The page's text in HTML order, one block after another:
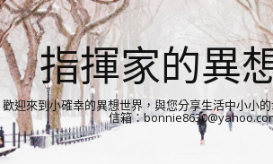
指揮家的異
歡迎來到小確幸的異想世界，與您分享生活中小小
信箱：